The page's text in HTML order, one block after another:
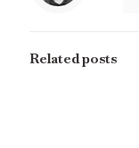
Related posts